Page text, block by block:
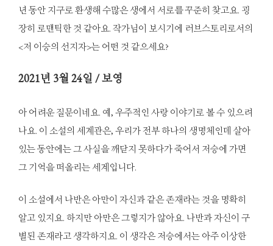
년 동안 지구로 환생해 수많은 생에서 서로를 꾸준히 찾고요. 굉
장히 로맨틱한 것 같아요. 작가님이 보시기에 러브스토리로서의
<저 이승의 선지자>는 어떤 것 같으세요?
2021년 3월 24일 / 보영
아 어려운 질문이네요. 예, 우주적인 사랑 이야기로 볼 수 있으려
나요. 이 소설의 세계관은, 우리가 전부 하나의 생명체인데 살아
있는 동안에는 그 사실을 깨닫지 못하다가 죽어서 저승에 가면
그 기억을 떠올리는 세계입니다.
이 소설에서 나반은 아만이 자신과 같은 존재라는 것을 명확히
알고 있지요. 하지만 아만은 그렇지가 않아요. 나반과 자신이 구
별된 존재라고 생각하지요. 이 생각은 저승에서는 아주 이상한